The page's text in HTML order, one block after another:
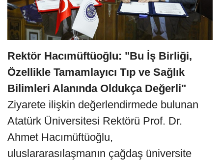
Rektör Hacımüftüoğlu: "Bu İş Birliği,
Özellikle Tamamlayıcı Tıp ve Sağlık
Bilimleri Alanında Oldukça Değerli"
Ziyarete ilişkin değerlendirmede bulunan
Atatürk Üniversitesi Rektörü Prof. Dr.
Ahmet Hacımüftüoğlu,
uluslararasılaşmanın çağdaş üniversite